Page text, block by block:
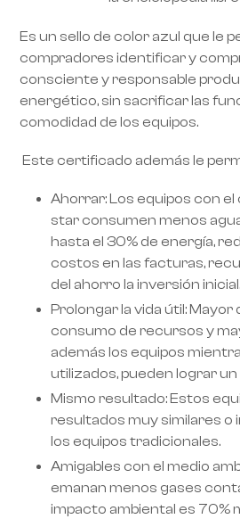
Es un sello de color azul que le
compradores identificar y
consciente y responsable
energético, sin sacrificar las
comodidad de los equipos.
Este certificado además le
Ahorrar: Los equipos con
star consumen menos
hasta el 30% de energía,
costos en las facturas,
del ahorro la inversión inicial.
Prolongar la vida útil:
consumo de recursos y
además los equipos
utilizados, pueden lograr
Mismo resultado: Estos
resultados muy similares o
los equipos tradicionales.
Amigables con el medio
emanan menos gases
impacto ambiental es 70%